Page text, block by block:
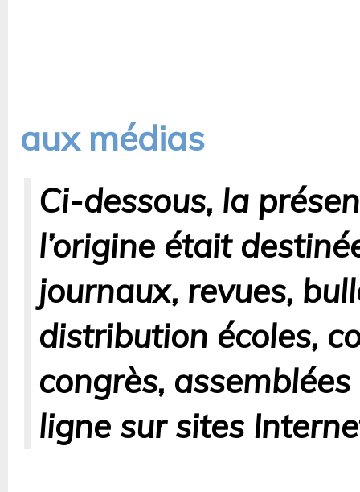
aux médias
Ci-dessous, la
l’origine était
journaux, revues,
distribution écoles,
congrès,
ligne sur sites